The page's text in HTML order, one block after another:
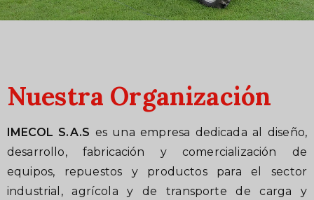
Nuestra Organización
IMECOL S.A.S es una empresa dedicada al diseño,
desarrollo, fabricación y comercialización de
equipos, repuestos y productos para el sector
industrial, agrícola y de transporte de carga y